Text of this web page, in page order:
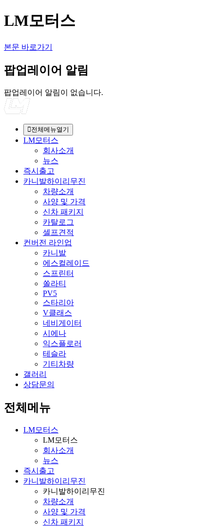
LM모터스
본문 바로가기
팝업레이어 알림
팝업레이어 알림이 없습니다.
전체메뉴열기
LM모터스
회사소개
뉴스
즉시출고
카니발하이리무진
차량소개
사양 및 가격
신차 패키지
카탈로그
셀프견적
컨버전 라인업
카니발
에스컬레이드
스프린터
쏠라티
PV5
스타리아
V클래스
네비게이터
시에나
익스플로러
테슬라
기티차량
갤러리
상담문의
전체메뉴
LM모터스
LM모터스
회사소개
뉴스
즉시출고
카니발하이리무진
카니발하이리무진
차량소개
사양 및 가격
신차 패키지